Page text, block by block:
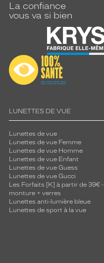
La confiance
vous va si bien
LUNETTES DE VUE
Lunettes de vue
Lunettes de vue Femme
Lunettes de vue Homme
Lunettes de vue Enfant
Lunettes de vue Guess
Lunettes de vue Gucci
Les Forfaits [K] à partir de 39€ -
monture + verres
Lunettes anti-lumière bleue
Lunettes de sport à la vue